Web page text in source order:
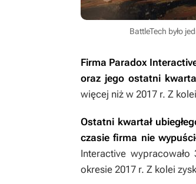
BattleTech było
Firma Paradox
oraz jego ostatni
więcej niż w 2017 r. Z
Ostatni kwartał
czasie firma nie
Interactive
okresie 2017 r. Z kolei